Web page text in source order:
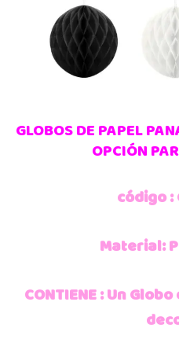
GLOBOS DE PAPEL
OPCIÓN
código :
Material:
CONTIENE : Un